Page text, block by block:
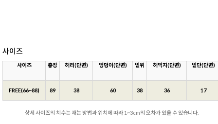
사이즈
사이즈 총장 허리(단면) 엉덩이(단면) 밑위 허벅지(단면) 밑단(단면)
FREE(66~88) 89 38 60 38 36 17
상세 사이즈의 치수는 재는 방법과 위치에 따라 1~3cm의 오차가 있을 수 있습니다.